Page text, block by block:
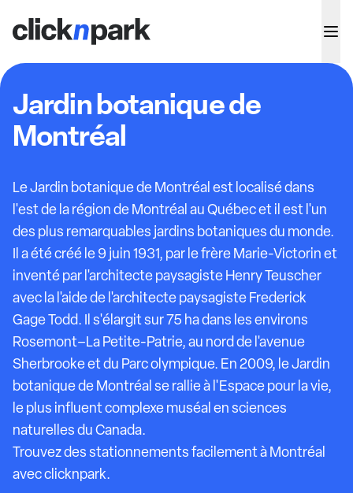
Jardin botanique de
Montréal
Le Jardin botanique de Montréal est localisé dans
l'est de la région de Montréal au Québec et il est l'un
des plus remarquables jardins botaniques du monde.
Il a été créé le 9 juin 1931, par le frère Marie-Victorin et
inventé par l'architecte paysagiste Henry Teuscher
avec la l'aide de l'architecte paysagiste Frederick
Gage Todd. Il s'élargit sur 75 ha dans les environs
Rosemont–La Petite-Patrie, au nord de l'avenue
Sherbrooke et du Parc olympique. En 2009, le Jardin
botanique de Montréal se rallie à l'Espace pour la vie,
le plus influent complexe muséal en sciences
naturelles du Canada.
Trouvez des stationnements facilement à Montréal
avec clicknpark.